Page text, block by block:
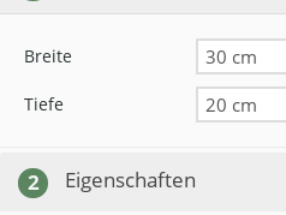
Breite
Tiefe
2 Eigenschaften